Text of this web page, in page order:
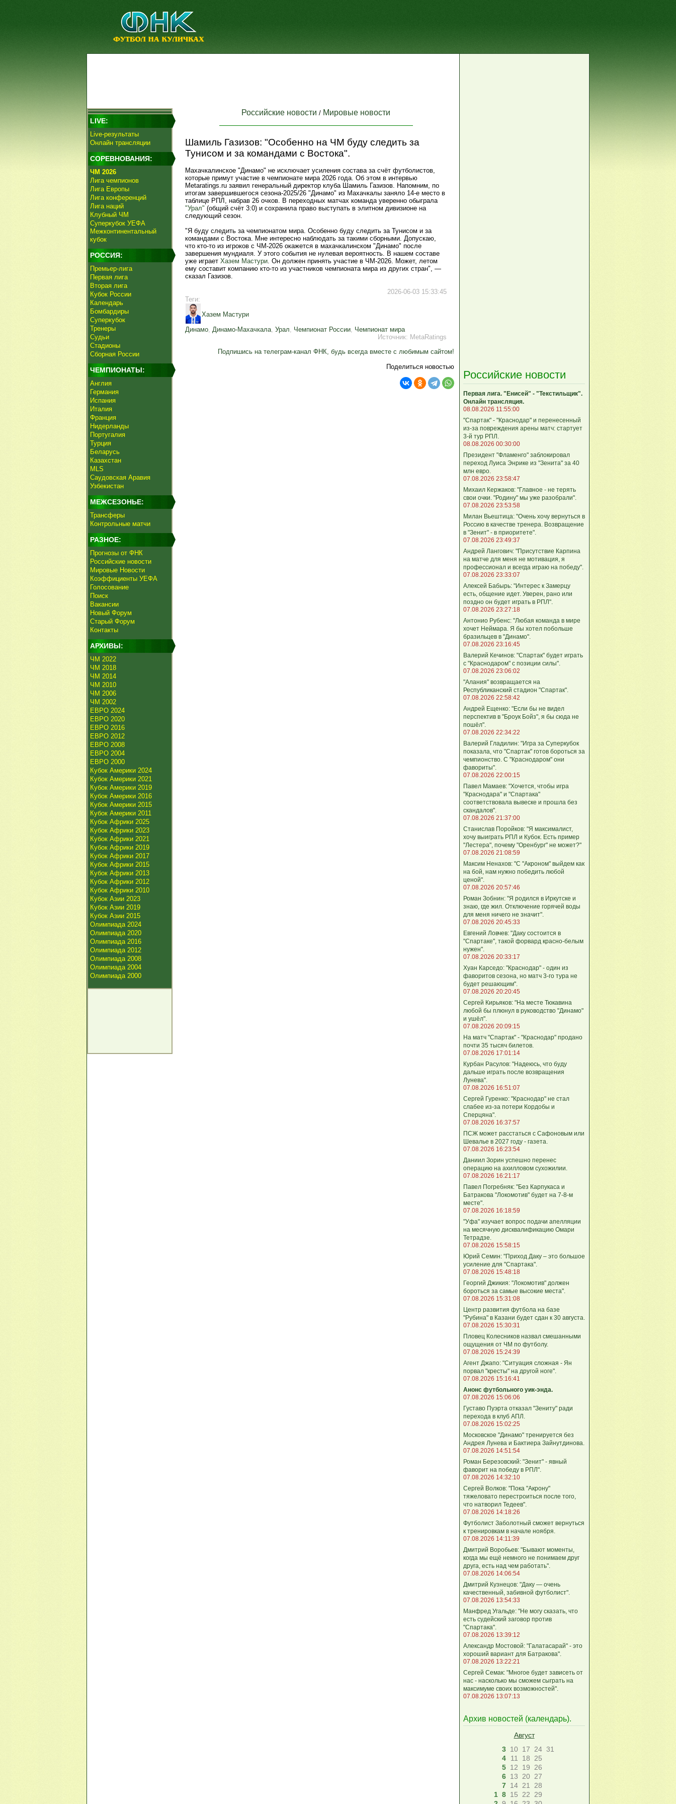
LIVE:
Live-результаты
Онлайн трансляции
СОРЕВНОВАНИЯ:
ЧМ 2026
Лига чемпионов
Лига Европы
Лига конференций
Лига наций
Клубный ЧМ
Суперкубок УЕФА
Межконтинентальный
кубок
РОССИЯ:
Премьер-лига
Первая лига
Вторая лига
Кубок России
Календарь
Бомбардиры
Суперкубок
Тренеры
Судьи
Стадионы
Сборная России
ЧЕМПИОНАТЫ:
Англия
Германия
Испания
Италия
Франция
Нидерланды
Португалия
Турция
Беларусь
Казахстан
MLS
Саудовская Аравия
Узбекистан
МЕЖСЕЗОНЬЕ:
Трансферы
Контрольные матчи
РАЗНОЕ:
Прогнозы от ФНК
Российские новости
Мировые Новости
Коэффициенты УЕФА
Голосование
Поиск
Вакансии
Новый Форум
Старый Форум
Контакты
АРХИВЫ:
ЧМ 2022
ЧМ 2018
ЧМ 2014
ЧМ 2010
ЧМ 2006
ЧМ 2002
ЕВРО 2024
ЕВРО 2020
ЕВРО 2016
ЕВРО 2012
ЕВРО 2008
ЕВРО 2004
ЕВРО 2000
Кубок Америки 2024
Кубок Америки 2021
Кубок Америки 2019
Кубок Америки 2016
Кубок Америки 2015
Кубок Америки 2011
Кубок Африки 2025
Кубок Африки 2023
Кубок Африки 2021
Кубок Африки 2019
Кубок Африки 2017
Кубок Африки 2015
Кубок Африки 2013
Кубок Африки 2012
Кубок Африки 2010
Кубок Азии 2023
Кубок Азии 2019
Кубок Азии 2015
Олимпиада 2024
Олимпиада 2020
Олимпиада 2016
Олимпиада 2012
Олимпиада 2008
Олимпиада 2004
Олимпиада 2000
Российские новости / Мировые новости
Шамиль Газизов: "Особенно на ЧМ буду следить за
Тунисом и за командами с Востока".
Махачкалинское "Динамо" не исключает усиления состава за счёт футболистов,
которые примут участие в чемпионате мира 2026 года. Об этом в интервью
Metaratings.ru заявил генеральный директор клуба Шамиль Газизов. Напомним, по
итогам завершившегося сезона-2025/26 "Динамо" из Махачкалы заняло 14-е место в
таблице РПЛ, набрав 26 очков. В переходных матчах команда уверенно обыграла
"Урал" (общий счёт 3:0) и сохранила право выступать в элитном дивизионе на
следующий сезон.
"Я буду следить за чемпионатом мира. Особенно буду следить за Тунисом и за
командами с Востока. Мне интересно наблюдать за такими сборными. Допускаю,
что кто-то из игроков с ЧМ-2026 окажется в махачкалинском "Динамо" после
завершения мундиаля. У этого события не нулевая вероятность. В нашем составе
уже играет Хазем Мастури. Он должен принять участие в ЧМ-2026. Может, летом
ему составит компанию кто-то из участников чемпионата мира из других стран", —
сказал Газизов.
2026-06-03 15:33:45
Теги:
Хазем Мастури
Динамо, Динамо-Махачкала, Урал, Чемпионат России, Чемпионат мира
Источник: MetaRatings
Подпишись на телеграм-канал ФНК, будь всегда вместе с любимым сайтом!
Поделиться новостью
Российские новости
Первая лига. "Енисей" - "Текстильщик".
Онлайн трансляция.
08.08.2026 11:55:00
"Спартак" - "Краснодар" и перенесенный
из-за повреждения арены матч: стартует
3-й тур РПЛ.
08.08.2026 00:30:00
Президент "Фламенго" заблокировал
переход Луиса Энрике из "Зенита" за 40
млн евро.
07.08.2026 23:58:47
Михаил Кержаков: "Главное - не терять
свои очки. "Родину" мы уже разобрали".
07.08.2026 23:53:58
Милан Вьештица: "Очень хочу вернуться в
Россию в качестве тренера. Возвращение
в "Зенит" - в приоритете".
07.08.2026 23:49:37
Андрей Лангович: "Присутствие Карпина
на матче для меня не мотивация, я
профессионал и всегда играю на победу".
07.08.2026 23:33:07
Алексей Бабырь: "Интерес к Замерцу
есть, общение идет. Уверен, рано или
поздно он будет играть в РПЛ".
07.08.2026 23:27:18
Антонио Рубенс: "Любая команда в мире
хочет Неймара. Я бы хотел побольше
бразильцев в "Динамо".
07.08.2026 23:16:45
Валерий Кечинов: "Спартак" будет играть
с "Краснодаром" с позиции силы".
07.08.2026 23:06:02
"Алания" возвращается на
Республиканский стадион "Спартак".
07.08.2026 22:58:42
Андрей Ещенко: "Если бы не видел
перспектив в "Броук Бойз", я бы сюда не
пошёл".
07.08.2026 22:34:22
Валерий Гладилин: "Игра за Суперкубок
показала, что "Спартак" готов бороться за
чемпионство. С "Краснодаром" они
фавориты".
07.08.2026 22:00:15
Павел Мамаев: "Хочется, чтобы игра
"Краснодара" и "Спартака"
соответствовала вывеске и прошла без
скандалов".
07.08.2026 21:37:00
Станислав Поройков: "Я максималист,
хочу выиграть РПЛ и Кубок. Есть пример
"Лестера", почему "Оренбург" не может?"
07.08.2026 21:08:59
Максим Ненахов: "С "Акроном" выйдем как
на бой, нам нужно победить любой
ценой".
07.08.2026 20:57:46
Роман Зобнин: "Я родился в Иркутске и
знаю, где жил. Отключение горячей воды
для меня ничего не значит".
07.08.2026 20:45:33
Евгений Ловчев: "Даку состоится в
"Спартаке", такой форвард красно-белым
нужен".
07.08.2026 20:33:17
Хуан Карседо: "Краснодар" - один из
фаворитов сезона, но матч 3-го тура не
будет решающим".
07.08.2026 20:20:45
Сергей Кирьяков: "На месте Тюкавина
любой бы плюнул в руководство "Динамо"
и ушёл".
07.08.2026 20:09:15
На матч "Спартак" - "Краснодар" продано
почти 35 тысяч билетов.
07.08.2026 17:01:14
Курбан Расулов: "Надеюсь, что буду
дальше играть после возвращения
Лунева".
07.08.2026 16:51:07
Сергей Гуренко: "Краснодар" не стал
слабее из-за потери Кордобы и
Сперцяна".
07.08.2026 16:37:57
ПСЖ может расстаться с Сафоновым или
Шевалье в 2027 году - газета.
07.08.2026 16:23:54
Даниил Зорин успешно перенес
операцию на ахилловом сухожилии.
07.08.2026 16:21:17
Павел Погребняк: "Без Карпукаса и
Батракова "Локомотив" будет на 7-8-м
месте".
07.08.2026 16:18:59
"Уфа" изучает вопрос подачи апелляции
на месячную дисквалификацию Омари
Тетрадзе.
07.08.2026 15:58:15
Юрий Семин: "Приход Даку – это большое
усиление для "Спартака".
07.08.2026 15:48:18
Георгий Джикия: "Локомотив" должен
бороться за самые высокие места".
07.08.2026 15:31:08
Центр развития футбола на базе
"Рубина" в Казани будет сдан к 30 августа.
07.08.2026 15:30:31
Пловец Колесников назвал смешанными
ощущения от ЧМ по футболу.
07.08.2026 15:24:39
Агент Джапо: "Ситуация сложная - Ян
порвал "кресты" на другой ноге".
07.08.2026 15:16:41
Анонс футбольного уик-энда.
07.08.2026 15:06:06
Густаво Пуэрта отказал "Зениту" ради
перехода в клуб АПЛ.
07.08.2026 15:02:25
Московское "Динамо" тренируется без
Андрея Лунева и Бактиера Зайнутдинова.
07.08.2026 14:51:54
Роман Березовский: "Зенит" - явный
фаворит на победу в РПЛ".
07.08.2026 14:32:10
Сергей Волков: "Пока "Акрону"
тяжеловато перестроиться после того,
что натворил Тедеев".
07.08.2026 14:18:26
Футболист Заболотный сможет вернуться
к тренировкам в начале ноября.
07.08.2026 14:11:39
Дмитрий Воробьев: "Бывают моменты,
когда мы ещё немного не понимаем друг
друга, есть над чем работать".
07.08.2026 14:06:54
Дмитрий Кузнецов: "Даку — очень
качественный, забивной футболист".
07.08.2026 13:54:33
Манфред Угальде: "Не могу сказать, что
есть судейский заговор против
"Спартака".
07.08.2026 13:39:12
Александр Мостовой: "Галатасарай" - это
хороший вариант для Батракова".
07.08.2026 13:22:21
Сергей Семак: "Многое будет зависеть от
нас - насколько мы сможем сыграть на
максимуме своих возможностей".
07.08.2026 13:07:13
Архив новостей (календарь).
Август
3 10 17 24 31
4
11 18
25
5 12 19
26
6 13 20 27
7 14 21
28
1 8 15 22
29